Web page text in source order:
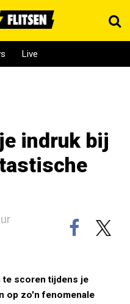
Live
indruk bij
te scoren tijdens je
op zo'n fenomenale